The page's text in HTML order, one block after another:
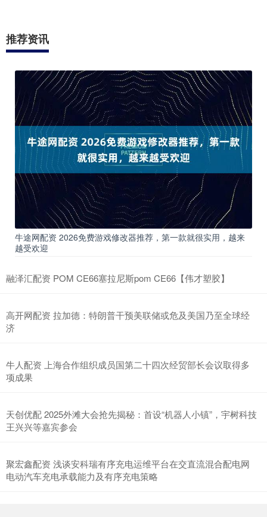
推荐资讯
牛途网配资 2026免费游戏修改器推荐，第一款就很实用，越来
越受欢迎
融泽汇配资 POM CE66塞拉尼斯pom CE66【伟才塑胶】
高开网配资 拉加德：特朗普干预美联储或危及美国乃至全球经
济
牛人配资 上海合作组织成员国第二十四次经贸部长会议取得多
项成果
天创优配 2025外滩大会抢先揭秘：首设“机器人小镇”，宇树科技
王兴兴等嘉宾参会
聚宏鑫配资 浅谈安科瑞有序充电运维平台在交直流混合配电网
电动汽车充电承载能力及有序充电策略